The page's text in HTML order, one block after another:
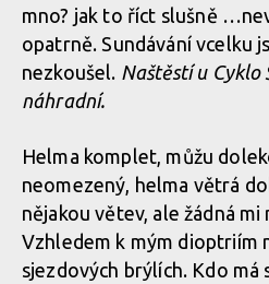
Test: helma Catlike Forza 2.0 - malá
Test: helma Catlike Forza 2.0 -
mno? jak to říct slušně
opatrně. Sundávání vcelku
nezkoušel. Naštěstí u Cyklo
náhradní.
Helma komplet, můžu
neomezený, helma větrá
nějakou větev, ale žádná mi
Vzhledem k mým dioptriím
sjezdových brýlích. Kdo